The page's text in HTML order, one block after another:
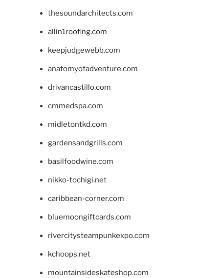
thesoundarchitects.com
allin1roofing.com
keepjudgewebb.com
anatomyofadventure.com
drivancastillo.com
cmmedspa.com
midletontkd.com
gardensandgrills.com
basilfoodwine.com
nikko-tochigi.net
caribbean-corner.com
bluemoongiftcards.com
rivercitysteampunkexpo.com
kchoops.net
mountainsideskateshop.com